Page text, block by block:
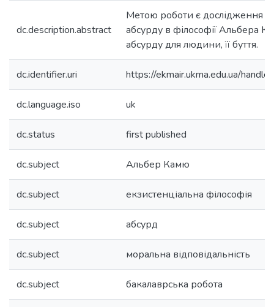
dc.description.abstract
Метою роботи є дослідження
абсурду в філософії Альбера
абсурду для людини, її буття.
dc.identifier.uri https://ekmair.ukma.edu.ua/
dc.language.iso uk
dc.status first published
dc.subject Альбер Камю
dc.subject екзистенціальна філософія
dc.subject абсурд
dc.subject моральна відповідальність
dc.subject бакалаврська робота